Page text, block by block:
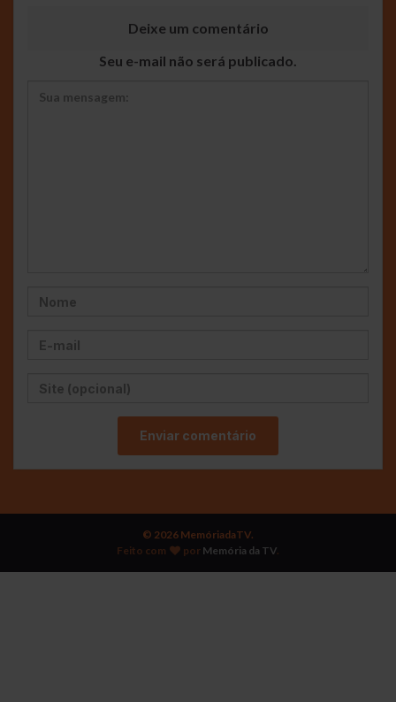
Deixe um comentário
Seu e-mail não será publicado.
© 2026 MemóriadaTV.
Feito com
por Memória da TV.